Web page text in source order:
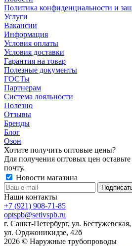
Политика конфиденциальности и
Услуги
Вакансии
Информация
Условия оплаты
Условия доставки
Гарантия на товар
Полезные документы
ГОСТы
Партнерам
Система лояльности
Полезно
Отзывы
Бренды
Блог
Озон
Хотите получить оптовые цены?
Для получения оптовых цен
почту.
Новости магазина
Наши контакты
+7 (921) 908-71-85
optspb@setivspb.ru
г. Санкт-Петербург, ул.
ул. Орджоникидзе, 42б
2026 © Наружные трубопроводы